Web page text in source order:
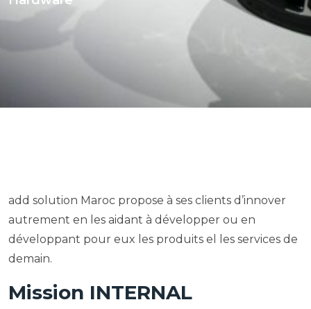
add solution Maroc propose à ses clients d’innover
autrement en les aidant à développer ou en
développant pour eux les produits el les services de
demain.
Mission INTERNAL